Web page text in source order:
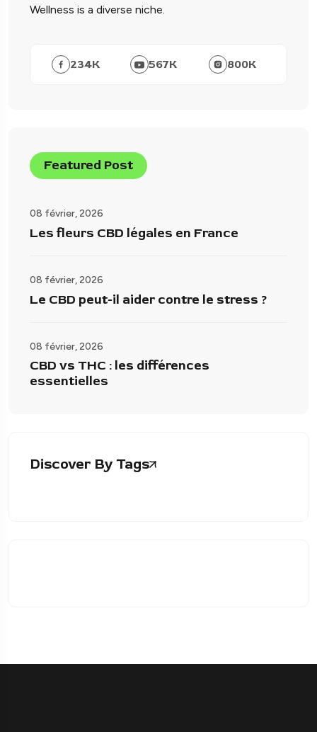
Wellness is a diverse niche.
234K 567K 800K
Featured Post
08 février, 2026
Les fleurs CBD légales en France
08 février, 2026
Le CBD peut-il aider contre le stress ?
08 février, 2026
CBD vs THC : les différences
essentielles
Discover By Tags